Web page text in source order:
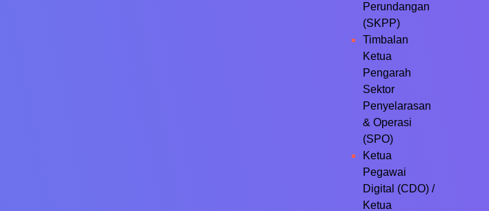
Perundangan
(SKPP)
Timbalan
Ketua
Pengarah
Sektor
Penyelarasan
& Operasi
(SPO)
Ketua
Pegawai
Digital (CDO) /
Ketua